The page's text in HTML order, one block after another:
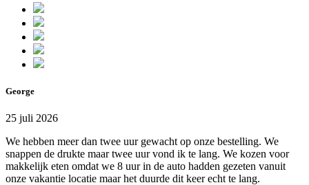
George
25 juli 2026
We hebben meer dan twee uur gewacht op onze bestelling. We
snappen de drukte maar twee uur vond ik te lang. We kozen voor
makkelijk eten omdat we 8 uur in de auto hadden gezeten vanuit
onze vakantie locatie maar het duurde dit keer echt te lang.